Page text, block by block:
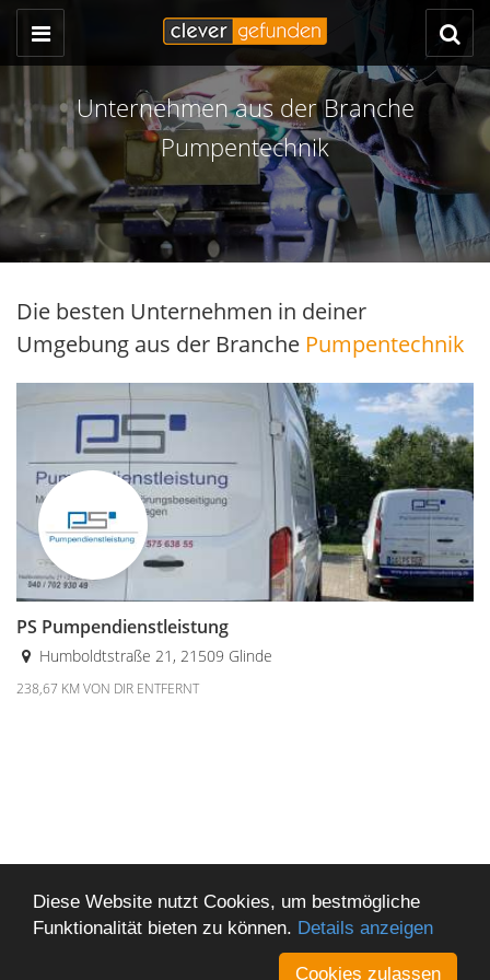
Unternehmen aus der Branche
Pumpentechnik
Die besten Unternehmen in deiner
Umgebung aus der Branche Pumpentechnik
PS Pumpendienstleistung
Humboldtstraße 21, 21509 Glinde
238,67 KM VON DIR ENTFERNT
Diese Website nutzt Cookies, um bestmögliche
Funktionalität bieten zu können. Details anzeigen
Cookies zulassen